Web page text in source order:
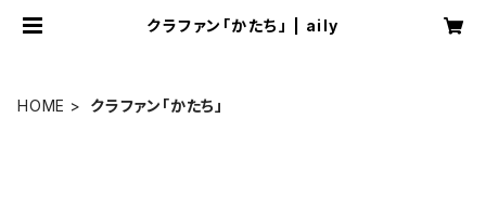
クラファン「かたち」 | aily
HOME クラファン「かたち」